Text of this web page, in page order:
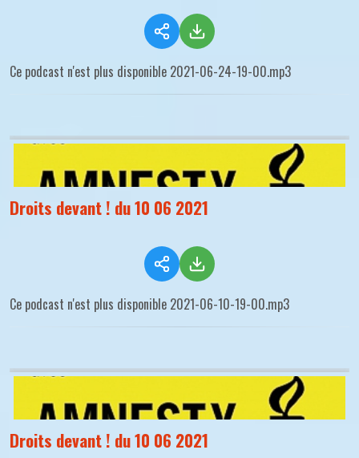
Ce podcast n'est plus disponible 2021-06-24-19-00.mp3
Droits devant ! du 10 06 2021
Ce podcast n'est plus disponible 2021-06-10-19-00.mp3
Droits devant ! du 10 06 2021